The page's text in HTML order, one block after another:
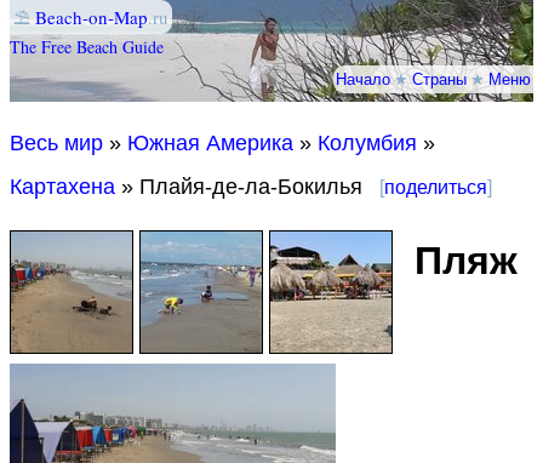
⛱ Beach-on-Map.ru
The Free Beach Guide
Начало★Страны★Меню
Весь мир » Южная Америка » Колумбия »
Картахена » Плайя-де-ла-Бокилья [поделиться]
Пляж